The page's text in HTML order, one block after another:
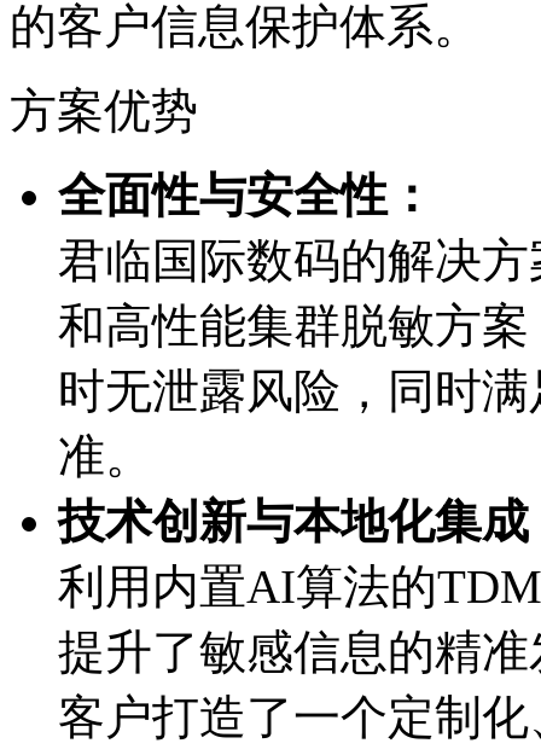
的客户信息保护体系。
方案优势
全面性与安全性：
君临国际数码的解决
和高性能集群脱敏方案
时无泄露风险，同
准。
技术创新与本地化集成
利用内置AI算法的
提升了敏感信息的精准
客户打造了一个定制化